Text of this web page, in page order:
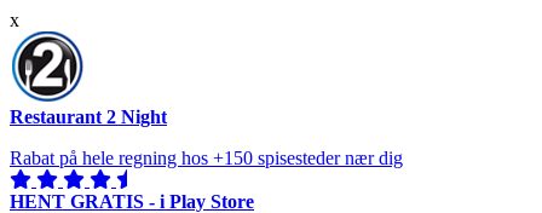
x
Restaurant 2 Night
Rabat på hele regning hos +150 spisesteder nær dig
HENT GRATIS - i Play Store